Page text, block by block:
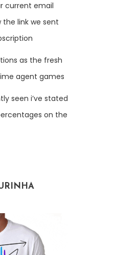
current email
the link we sent
as the fresh
agent games
seen i’ve stated
on the